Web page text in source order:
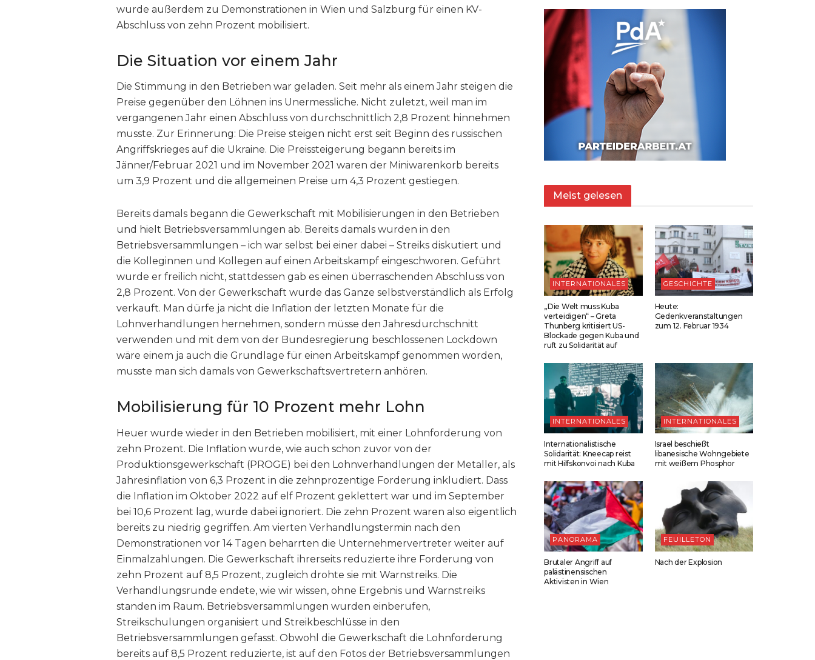
wurde außerdem zu Demonstrationen in Wien und Salzburg für einen KV-
Abschluss von zehn Prozent mobilisiert.
Die Situation vor einem Jahr
Die Stimmung in den Betrieben war geladen. Seit mehr als einem Jahr steigen die
Preise gegenüber den Löhnen ins Unermessliche. Nicht zuletzt, weil man im
vergangenen Jahr einen Abschluss von durchschnittlich 2,8 Prozent hinnehmen
musste. Zur Erinnerung: Die Preise steigen nicht erst seit Beginn des russischen
Angriffskrieges auf die Ukraine. Die Preissteigerung begann bereits im
Jänner/Februar 2021 und im November 2021 waren der Miniwarenkorb bereits
um 3,9 Prozent und die allgemeinen Preise um 4,3 Prozent gestiegen.
Bereits damals begann die Gewerkschaft mit Mobilisierungen in den Betrieben
und hielt Betriebsversammlungen ab. Bereits damals wurden in den
Betriebsversammlungen – ich war selbst bei einer dabei – Streiks diskutiert und
die Kolleginnen und Kollegen auf einen Arbeitskampf eingeschworen. Geführt
wurde er freilich nicht, stattdessen gab es einen überraschenden Abschluss von
2,8 Prozent. Von der Gewerkschaft wurde das Ganze selbstverständlich als Erfolg
verkauft. Man dürfe ja nicht die Inflation der letzten Monate für die
Lohnverhandlungen hernehmen, sondern müsse den Jahresdurchschnitt
verwenden und mit dem von der Bundesregierung beschlossenen Lockdown
wäre einem ja auch die Grundlage für einen Arbeitskampf genommen worden,
musste man sich damals von Gewerkschaftsvertretern anhören.
Mobilisierung für 10 Prozent mehr Lohn
Heuer wurde wieder in den Betrieben mobilisiert, mit einer Lohnforderung von
zehn Prozent. Die Inflation wurde, wie auch schon zuvor von der
Produktionsgewerkschaft (PROGE) bei den Lohnverhandlungen der Metaller, als
Jahresinflation von 6,3 Prozent in die zehnprozentige Forderung inkludiert. Dass
die Inflation im Oktober 2022 auf elf Prozent geklettert war und im September
bei 10,6 Prozent lag, wurde dabei ignoriert. Die zehn Prozent waren also eigentlich
bereits zu niedrig gegriffen. Am vierten Verhandlungstermin nach den
Demonstrationen vor 14 Tagen beharrten die Unternehmervertreter weiter auf
Einmalzahlungen. Die Gewerkschaft ihrerseits reduzierte ihre Forderung von
zehn Prozent auf 8,5 Prozent, zugleich drohte sie mit Warnstreiks. Die
Verhandlungsrunde endete, wie wir wissen, ohne Ergebnis und Warnstreiks
standen im Raum. Betriebsversammlungen wurden einberufen,
Streikschulungen organisiert und Streikbeschlüsse in den
Betriebsversammlungen gefasst. Obwohl die Gewerkschaft die Lohnforderung
bereits auf 8,5 Prozent reduzierte, ist auf den Fotos der Betriebsversammlungen
Meist gelesen
INTERNATIONALES
„Die Welt muss Kuba
verteidigen“ – Greta
Thunberg kritisiert US-
Blockade gegen Kuba und
ruft zu Solidarität auf
GESCHICHTE
Heute:
Gedenkveranstaltungen
zum 12. Februar 1934
INTERNATIONALES
Internationalistische
Solidarität: Kneecap reist
mit Hilfskonvoi nach Kuba
INTERNATIONALES
Israel beschießt
libanesische Wohngebiete
mit weißem Phosphor
PANORAMA
Brutaler Angriff auf
palästinensischen
Aktivisten in Wien
FEUILLETON
Nach der Explosion